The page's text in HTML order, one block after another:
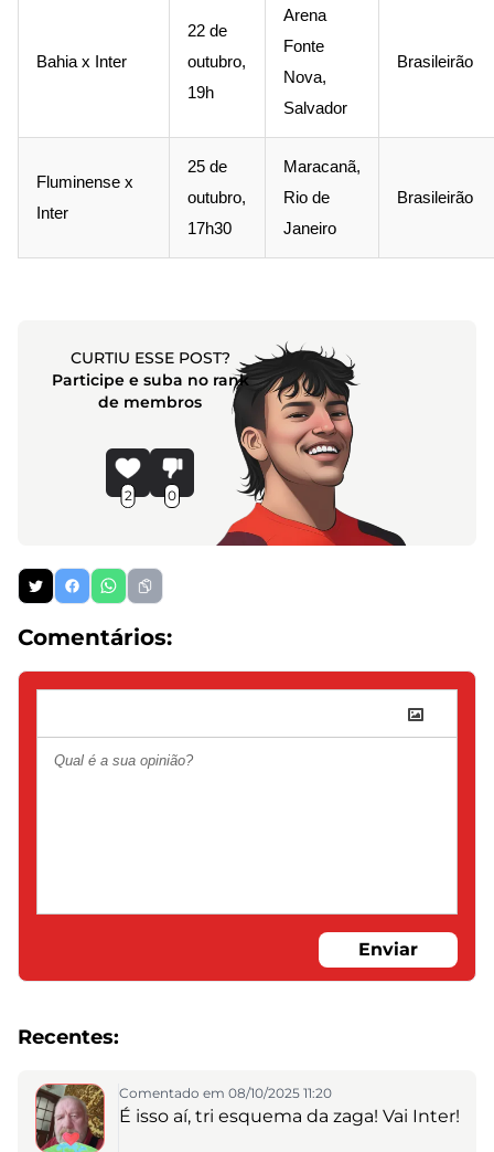
Bahia x Inter
22 de
outubro,
19h
Arena
Fonte
Nova,
Salvador
Brasileirão
Fluminense x
Inter
25 de
outubro,
17h30
Maracanã,
Rio de
Janeiro
Brasileirão
CURTIU ESSE POST?
Participe e suba no rank
de membros
2 0
Comentários:
Enviar
Recentes:
Comentado em 08/10/2025 11:20
É isso aí, tri esquema da zaga! Vai Inter!